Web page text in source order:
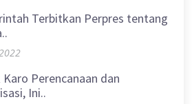
Terbitkan Perpres tentang
Perencanaan dan
Ini..